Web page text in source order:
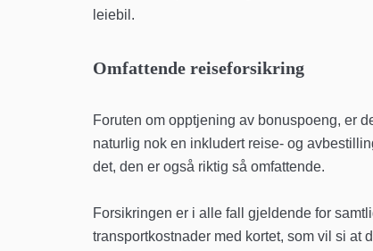
leiebil.
Omfattende reiseforsikring
Foruten om opptjening av bonuspoeng, er
naturlig nok en inkludert reise- og
det, den er også riktig så omfattende.
Forsikringen er i alle fall gjeldende for
transportkostnader med kortet, som vil si at